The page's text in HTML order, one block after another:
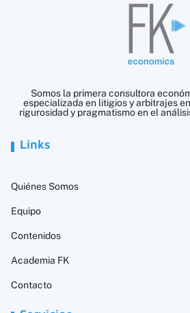
Somos la primera consultora
especializada en litigios y arbitrajes
rigurosidad y pragmatismo en el
Links
Quiénes Somos
Equipo
Contenidos
Academia FK
Contacto